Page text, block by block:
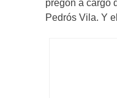
pregón a cargo
Pedrós Vila. Y